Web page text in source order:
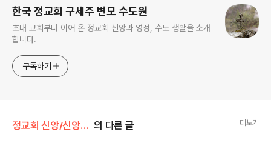
한국 정교회 구세주 변모 수도원
초대 교회부터 이어 온 정교회 신앙과 영성, 수도 생활을 소개
합니다.
구독하기
정교회 신앙/신앙 탐구 의 다른 글 더보기